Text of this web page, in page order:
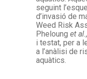
seguint
d’invasió de
Weed Risk
Pheloung et al.,
i testat, per a
a l’anàlisi de
aquàtics.